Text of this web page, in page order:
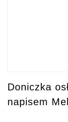
Doniczka
napisem